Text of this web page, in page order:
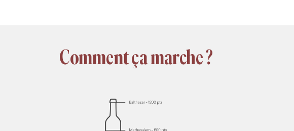
Comment ça marche ?